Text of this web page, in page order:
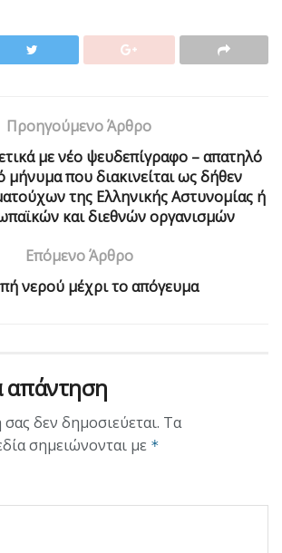
Προηγούμενο Άρθρο
με νέο ψευδεπίγραφο – απατηλό
μήνυμα που διακινείται ως δήθεν
της Ελληνικής Αστυνομίας ή
και διεθνών οργανισμών
Επόμενο Άρθρο
νερού μέχρι το απόγευμα
απάντηση
δεν δημοσιεύεται. Τα
σημειώνονται με *